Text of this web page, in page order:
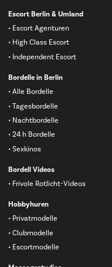
Navigation
Escort Berlin & Umland
Escort Agenturen
High Class Escort
Independent Escort
Bordelle in Berlin
Alle Bordelle
Tagesbordelle
Nachtbordelle
24 h Bordelle
Sexkinos
Bordell Videos
Frivole Rotlicht-Videos
Hobbyhuren
Privatmodelle
Clubmodelle
Escortmodelle